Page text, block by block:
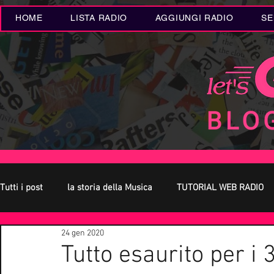
HOME LISTA RADIO AGGIUNGI RADIO
Tutti i post la storia della Musica TUTORIAL WEB RADIO
Concerti Live
Tutto esaurito per i
24 gen 2020